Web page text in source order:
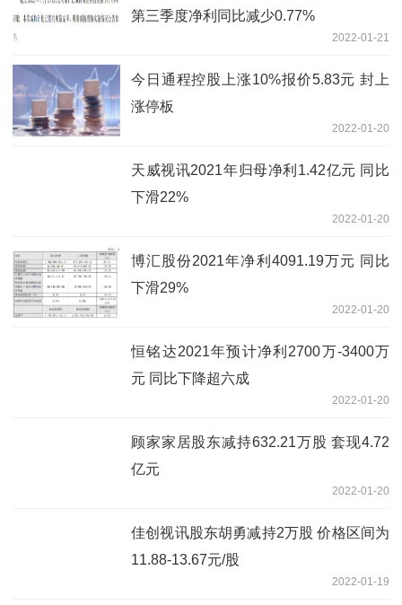
第三季度净利同比减少0.77%
2022-01-21
今日通程控股上涨10%报价5.83元 封上
涨停板
2022-01-20
天威视讯2021年归母净利1.42亿元 同比
下滑22%
2022-01-20
博汇股份2021年净利4091.19万元 同比
下滑29%
2022-01-20
恒铭达2021年预计净利2700万-3400万
元 同比下降超六成
2022-01-20
顾家家居股东减持632.21万股 套现4.72
亿元
2022-01-20
佳创视讯股东胡勇减持2万股 价格区间为
11.88-13.67元/股
2022-01-19